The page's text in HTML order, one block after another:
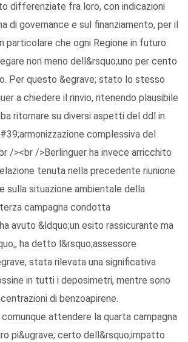
differenziate fra loro, con indicazioni
di governance e sul finanziamento, per il
particolare che ogni Regione in futuro
non meno dell&rsquo;uno per cento
Per questo &egrave; stato lo stesso
a chiedere il rinvio, ritenendo plausibile
ritornare su diversi aspetti del ddl in
complessiva del
/><br />Berlinguer ha invece arricchito
tenuta nella precedente riunione
sulla situazione ambientale della
campagna condotta
avuto &ldquo;un esito rassicurante ma
ha detto l&rsquo;assessore
stata rilevata una significativa
in tutti i deposimetri, mentre sono
di benzoapirene.
attendere la quarta campagna
pi&ugrave; certo dell&rsquo;impatto